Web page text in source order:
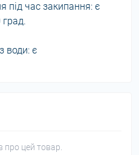
під час закипання: є
град.
води: є
про цей товар.